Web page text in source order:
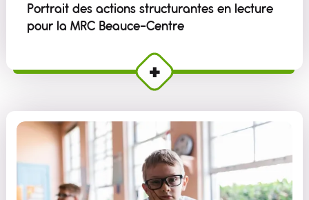
Portrait des actions structurantes en lecture
pour la MRC Beauce-Centre